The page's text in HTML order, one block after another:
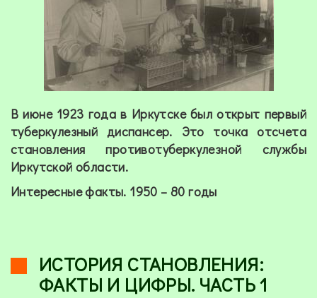
В июне 1923 года в Иркутске был открыт первый
туберкулезный диспансер. Это точка отсчета
становления противотуберкулезной службы
Иркутской области.
Интересные факты. 1950 – 80 годы
ИСТОРИЯ СТАНОВЛЕНИЯ:
ФАКТЫ И ЦИФРЫ. ЧАСТЬ 1